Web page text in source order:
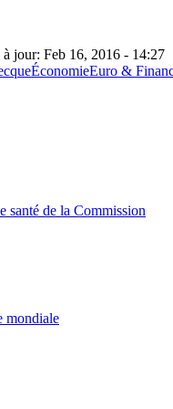
à jour: Feb 16, 2016 - 14:27
ÉconomieEuro &
santé de la Commission
mondiale